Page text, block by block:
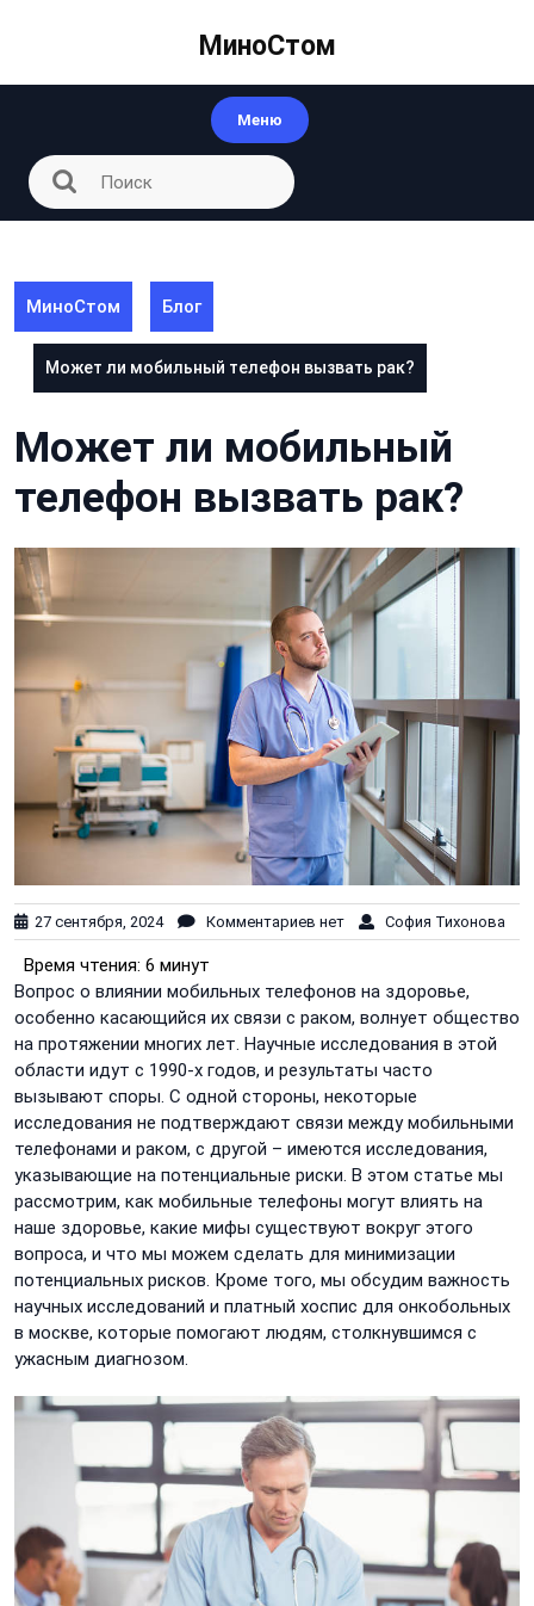
МиноСтом
Меню
МиноСтом Блог
Может ли мобильный телефон вызвать рак?
Может ли мобильный
телефон вызвать рак?
27 сентября, 2024 Комментариев нет София Тихонова
Время чтения: 6 минут
Вопрос о влиянии мобильных телефонов на здоровье,
особенно касающийся их связи с раком, волнует общество
на протяжении многих лет. Научные исследования в этой
области идут с 1990-х годов, и результаты часто
вызывают споры. С одной стороны, некоторые
исследования не подтверждают связи между мобильными
телефонами и раком, с другой – имеются исследования,
указывающие на потенциальные риски. В этом статье мы
рассмотрим, как мобильные телефоны могут влиять на
наше здоровье, какие мифы существуют вокруг этого
вопроса, и что мы можем сделать для минимизации
потенциальных рисков. Кроме того, мы обсудим важность
научных исследований и платный хоспис для онкобольных
в москве, которые помогают людям, столкнувшимся с
ужасным диагнозом.